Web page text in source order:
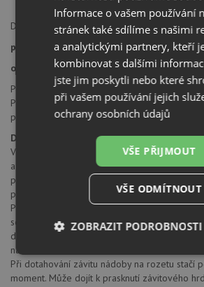
Dávkovač saponátu Blanco TORRE
provedení:chrom
objem:
300 ml
Pohodlné plnění shora.
Praktické příslušenství dřezů.
potřebný průměr otvoru 35 mm.
Důležitá upozornění:
Výrobce Blanco doporučuje každý mycí
a při plnění nebo delší době nepoužívání je
propláchnout teplou vodou, aby nedocházelo
prostředku ve vnitřní části hlavice a pumpy.
Při montáži nádobky je třeba dbát, aby se tato
segmentů pod dřezem a nebyla tak vychýlena
dbejte, aby nedocházelo k dotyku sprchové
nádobkou.
Při dotahování závitu nádoby na rozetu stačí
moment. Může dojít k prasknutí závitového
Informace o vašem používání
stránek také sdílíme s našimi
a analytickými partnery, kteří
kombinovat s dalšími
jste jim poskytli nebo které
při vašem používání jejich
ochrany osobních údajů
VŠE PŘIJMOUT
VŠE ODMÍTNOUT
ZOBRAZIT PODROBNOSTI
Nezbytně
nutné
soubory
Výkonové
soubory